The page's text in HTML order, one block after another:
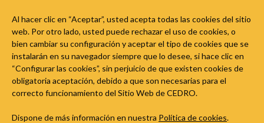
More
Al hacer clic en “Aceptar”, usted acepta todas las cookies del sitio
web. Por otro lado, usted puede rechazar el uso de cookies, o
bien cambiar su configuración y aceptar el tipo de cookies que se
instalarán en su navegador siempre que lo desee, si hace clic en
“Configurar las cookies”, sin perjuicio de que existen cookies de
obligatoria aceptación, debido a que son necesarias para el
correcto funcionamiento del Sitio Web de CEDRO.
Dispone de más información en nuestra Política de cookies.